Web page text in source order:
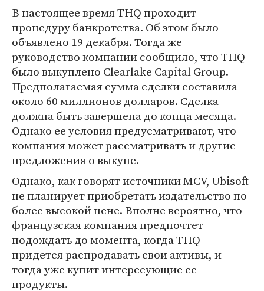
В настоящее время THQ проходит
процедуру банкротства. Об этом было
объявлено 19 декабря. Тогда же
руководство компании сообщило, что THQ
было выкуплено Clearlake Capital Group.
Предполагаемая сумма сделки составила
около 60 миллионов долларов. Сделка
должна быть завершена до конца месяца.
Однако ее условия предусматривают, что
компания может рассматривать и другие
предложения о выкупе.
Однако, как говорят источники MCV, Ubisoft
не планирует приобретать издательство по
более высокой цене. Вполне вероятно, что
французская компания предпочтет
подождать до момента, когда THQ
придется распродавать свои активы, и
тогда уже купит интересующие ее
продукты.